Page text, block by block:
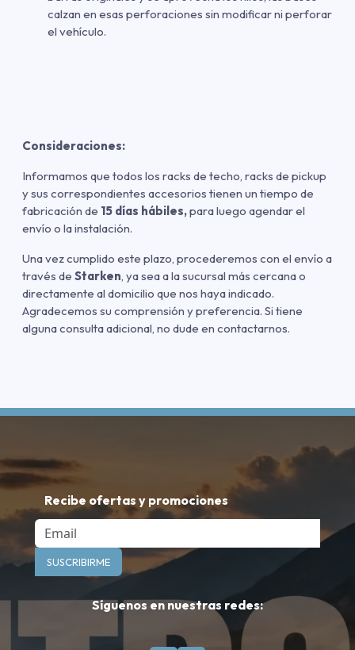
calzan en esas perforaciones sin modificar ni perforar
el vehículo.
Consideraciones:
Informamos que todos los racks de techo, racks de pickup
y sus correspondientes accesorios tienen un tiempo de
fabricación de 15 días hábiles,para luego agendar el
envío o la instalación.
Una vez cumplido este plazo, procederemos con el envío a
través de Starken, ya sea a la sucursal más cercana o
directamente al domicilio que nos haya indicado.
Agradecemos su comprensión y preferencia. Si tiene
alguna consulta adicional, no dude en contactarnos.
Recibe ofertas y promociones
Email
SUSCRIBIRME
Síguenos en nuestras redes: